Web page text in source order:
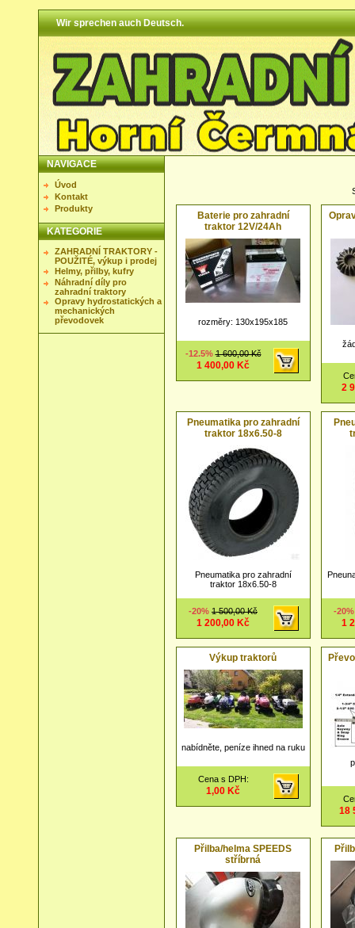
Wir sprechen auch Deutsch.
NAVIGACE
Úvod
Kontakt
Produkty
KATEGORIE
ZAHRADNÍ TRAKTORY -
POUŽITÉ, výkup i prodej
Helmy, přilby, kufry
Náhradní díly pro
zahradní traktory
Opravy hydrostatických a
mechanických
převodovek
Baterie pro zahradní
traktor 12V/24Ah
rozměry: 130x195x185
-12.5%1 600,00 Kč
1 400,00 Kč
2
Pneumatika pro zahradní
traktor 18x6.50-8
Pneumatika pro zahradní
traktor 18x6.50-8
-20% 1 500,00 Kč
1 200,00 Kč
-
1
Výkup traktorů
nabídněte, peníze ihned na ruku
Cena s DPH:
1,00 Kč
18
Přilba/helma SPEEDS
stříbrná